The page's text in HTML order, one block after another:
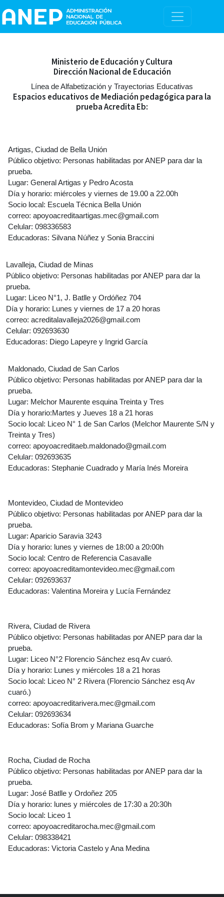
Ministerio de Educación y Cultura
Dirección Nacional de Educación
Línea de Alfabetización y Trayectorias Educativas
Espacios educativos de Mediación pedagógica para la
prueba Acredita Eb:
Artigas, Ciudad de Bella Unión
Público objetivo: Personas habilitadas por ANEP para dar la
prueba.
Lugar: General Artigas y Pedro Acosta
Día y horario: miércoles y viernes de 19.00 a 22.00h
Socio local: Escuela Técnica Bella Unión
correo: apoyoacreditaartigas.mec@gmail.com
Celular: 098336583
Educadoras: Silvana Núñez y Sonia Braccini
Lavalleja, Ciudad de Minas
Público objetivo: Personas habilitadas por ANEP para dar la
prueba.
Lugar: Liceo N°1, J. Batlle y Ordóñez 704
Día y horario: Lunes y viernes de 17 a 20 horas
correo: acreditalavalleja2026@gmail.com
Celular: 092693630
Educadoras: Diego Lapeyre y Ingrid García
Maldonado, Ciudad de San Carlos
Público objetivo: Personas habilitadas por ANEP para dar la
prueba.
Lugar: Melchor Maurente esquina Treinta y Tres
Día y horario:Martes y Jueves 18 a 21 horas
Socio local: Liceo N° 1 de San Carlos (Melchor Maurente S/N y
Treinta y Tres)
correo: apoyoacreditaeb.maldonado@gmail.com
Celular: 092693635
Educadoras: Stephanie Cuadrado y María Inés Moreira
Montevideo, Ciudad de Montevideo
Público objetivo: Personas habilitadas por ANEP para dar la
prueba.
Lugar: Aparicio Saravia 3243
Día y horario: lunes y viernes de 18:00 a 20:00h
Socio local: Centro de Referencia Casavalle
correo: apoyoacreditamontevideo.mec@gmail.com
Celular: 092693637
Educadoras: Valentina Moreira y Lucía Fernández
Rivera, Ciudad de Rivera
Público objetivo: Personas habilitadas por ANEP para dar la
prueba.
Lugar: Liceo N°2 Florencio Sánchez esq Av cuaró.
Día y horario: Lunes y miércoles 18 a 21 horas
Socio local: Liceo N° 2 Rivera (Florencio Sánchez esq Av
cuaró.)
correo: apoyoacreditarivera.mec@gmail.com
Celular: 092693634
Educadoras: Sofía Brom y Mariana Guarche
Rocha, Ciudad de Rocha
Público objetivo: Personas habilitadas por ANEP para dar la
prueba.
Lugar: José Batlle y Ordoñez 205
Día y horario: lunes y miércoles de 17:30 a 20:30h
Socio local: Liceo 1
correo: apoyoacreditarocha.mec@gmail.com
Celular: 098338421
Educadoras: Victoria Castelo y Ana Medina